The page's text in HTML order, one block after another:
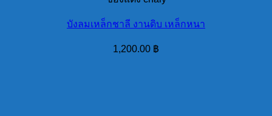
บังลมเหล็กชาลี งานดิบ เหล็กหนา
1,200.00 ฿